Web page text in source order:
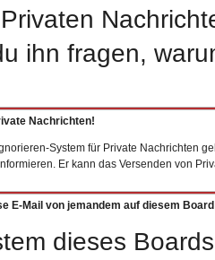
ihn fragen,
Nachrichten!
System für Private Nachrichten
Er kann das Versenden von
E-Mail von jemandem auf diesem
dieses